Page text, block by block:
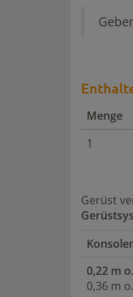
Menge
1
Gerüst
0,22 m
0,36 m